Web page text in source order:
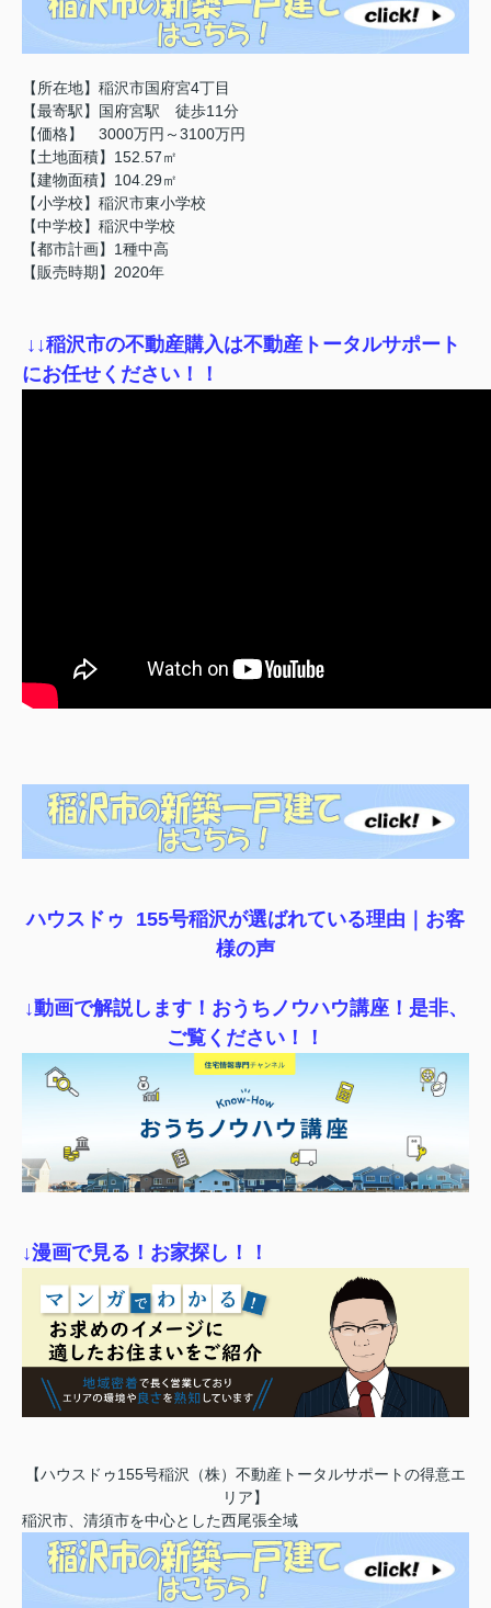
【所在地】稲沢市国府宮4丁目
【最寄駅】国府宮駅 徒歩11分
【価格】 3000万円～3100万円
【土地面積】152.57㎡
【建物面積】104.29㎡
【小学校】稲沢市東小学校
【中学校】稲沢中学校
【都市計画】1種中高
【販売時期】2020年
↓ ↓稲沢市の不動産購入は不動産トータルサポート
にお任せください！！
ハウスドゥ 155号稲沢が選ばれている理由｜ お客
様の声
↓動画で解説します！おうちノウハウ講座！是非、
ご覧ください！！
↓漫画で見る！お家探し！！
【ハウスドゥ155号稲沢（株）不動産トータルサポートの得意エ
リア】
稲沢市、清須市を中心とした西尾張全域